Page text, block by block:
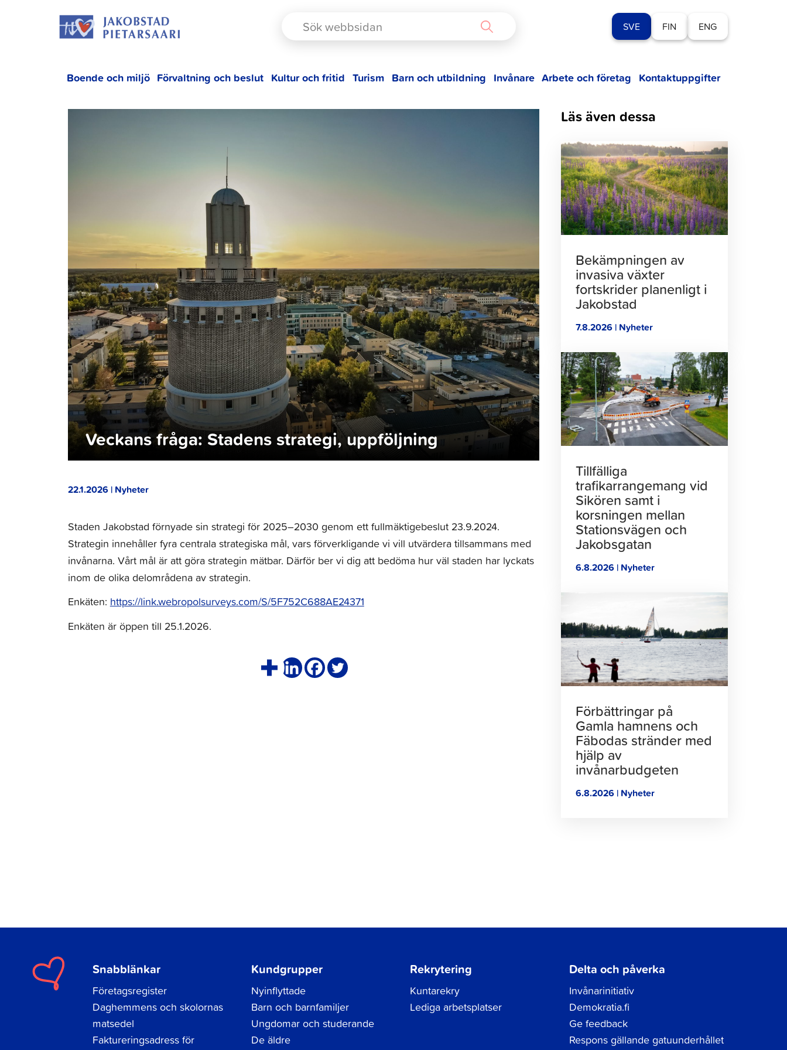
SVE FIN ENG
Boende och miljö Förvaltning och beslut Kultur och fritid Turism Barn och utbildning Invånare Arbete och företag Kontaktuppgifter
Veckans fråga: Stadens strategi, uppföljning
22.1.2026 | Nyheter
Staden Jakobstad förnyade sin strategi för 2025–2030 genom ett fullmäktigebeslut 23.9.2024.
Strategin innehåller fyra centrala strategiska mål, vars förverkligande vi vill utvärdera tillsammans med
invånarna. Vårt mål är att göra strategin mätbar. Därför ber vi dig att bedöma hur väl staden har lyckats
inom de olika delområdena av strategin.
Enkäten: https://link.webropolsurveys.com/S/5F752C688AE24371
Enkäten är öppen till 25.1.2026.
Läs även dessa
Klicka
för
att
läsa
artikeln
Bekämpningen av
invasiva växter
fortskrider planenligt i
Jakobstad
7.8.2026 | Nyheter
Klicka
för
att
läsa
artikeln
Tillfälliga
trafikarrangemang vid
Sikören samt i
korsningen mellan
Stationsvägen och
Jakobsgatan
6.8.2026 | Nyheter
att
läsa
artikeln
Förbättringar på
Gamla hamnens och
Fäbodas stränder med
hjälp av
invånarbudgeten
6.8.2026 | Nyheter
Snabblänkar
Företagsregister
Daghemmens och skolornas
matsedel
Faktureringsadress för
Kundgrupper
Nyinflyttade
Barn och barnfamiljer
Ungdomar och studerande
De äldre
Rekrytering
Kuntarekry
Lediga arbetsplatser
Delta och påverka
Invånarinitiativ
Demokratia.fi
Ge feedback
Respons gällande gatuunderhållet